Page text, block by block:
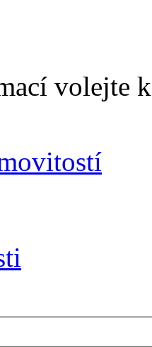
volejte